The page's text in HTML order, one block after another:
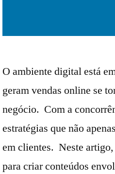
O ambiente digital está
geram vendas online se
negócio. Com a
estratégias que não
em clientes. Neste artigo,
para criar conteúdos